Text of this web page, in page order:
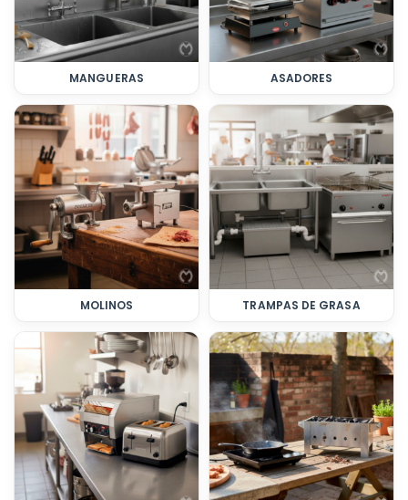
MANGUERAS ASADORES
MOLINOS TRAMPAS DE GRASA